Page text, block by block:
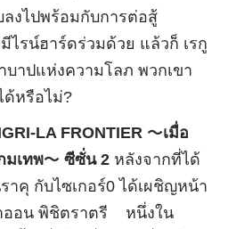
งไปพร้อมกับการต่อสู้
ไรน์ฮาร์ดร่วมด้วย แล้วก็ เรกู
าปแห่งความโลภ พวกเขา
ด้หรือไม่?
LA FRONTIER ～เมื่อ
มเทพ～ ซีซั่น 2 หลังจากที่ได้
าคุ กับไซเกอร์0 ได้เผชิญหน้า
ออน พิชิตราตรี หนึ่งใน